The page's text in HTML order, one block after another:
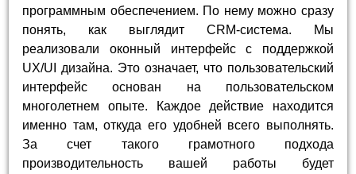
программным обеспечением. По нему можно сразу
понять, как выглядит CRM-система. Мы
реализовали оконный интерфейс с поддержкой
UX/UI дизайна. Это означает, что пользовательский
интерфейс основан на пользовательском
многолетнем опыте. Каждое действие находится
именно там, откуда его удобней всего выполнять.
За счет такого грамотного подхода
производительность вашей работы будет